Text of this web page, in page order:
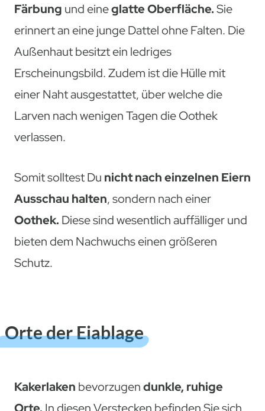
Färbung und eineglatte Oberfläche.Sie
erinnert an eine junge Dattel ohne Falten. Die
Außenhaut besitzt ein ledriges
Erscheinungsbild. Zudem ist die Hülle mit
einer Naht ausgestattet, über welche die
Larven nach wenigen Tagen die Oothek
verlassen.
Somit solltest Du nicht nach einzelnen Eiern
Ausschau halten, sondern nach einer
Oothek. Diese sind wesentlich auffälliger und
bieten dem Nachwuchs einen größeren
Schutz.
Orte der Eiablage
Kakerlaken bevorzugendunkle, ruhige